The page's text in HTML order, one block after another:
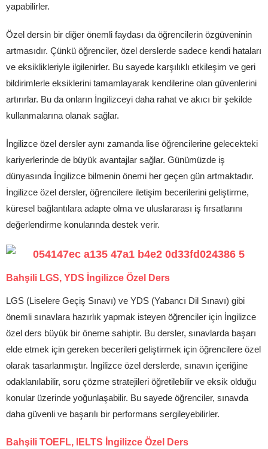
yapabilirler.
Özel dersin bir diğer önemli faydası da öğrencilerin özgüveninin
artmasıdır. Çünkü öğrenciler, özel derslerde sadece kendi hataları
ve eksiklikleriyle ilgilenirler. Bu sayede karşılıklı etkileşim ve geri
bildirimlerle eksiklerini tamamlayarak kendilerine olan güvenlerini
artırırlar. Bu da onların İngilizceyi daha rahat ve akıcı bir şekilde
kullanmalarına olanak sağlar.
İngilizce özel dersler aynı zamanda lise öğrencilerine gelecekteki
kariyerlerinde de büyük avantajlar sağlar. Günümüzde iş
dünyasında İngilizce bilmenin önemi her geçen gün artmaktadır.
İngilizce özel dersler, öğrencilere iletişim becerilerini geliştirme,
küresel bağlantılara adapte olma ve uluslararası iş fırsatlarını
değerlendirme konularında destek verir.
Bahşili LGS, YDS İngilizce Özel Ders
LGS (Liselere Geçiş Sınavı) ve YDS (Yabancı Dil Sınavı) gibi
önemli sınavlara hazırlık yapmak isteyen öğrenciler için İngilizce
özel ders büyük bir öneme sahiptir. Bu dersler, sınavlarda başarı
elde etmek için gereken becerileri geliştirmek için öğrencilere özel
olarak tasarlanmıştır. İngilizce özel derslerde, sınavın içeriğine
odaklanılabilir, soru çözme stratejileri öğretilebilir ve eksik olduğu
konular üzerinde yoğunlaşabilir. Bu sayede öğrenciler, sınavda
daha güvenli ve başarılı bir performans sergileyebilirler.
Bahşili TOEFL, IELTS İngilizce Özel Ders